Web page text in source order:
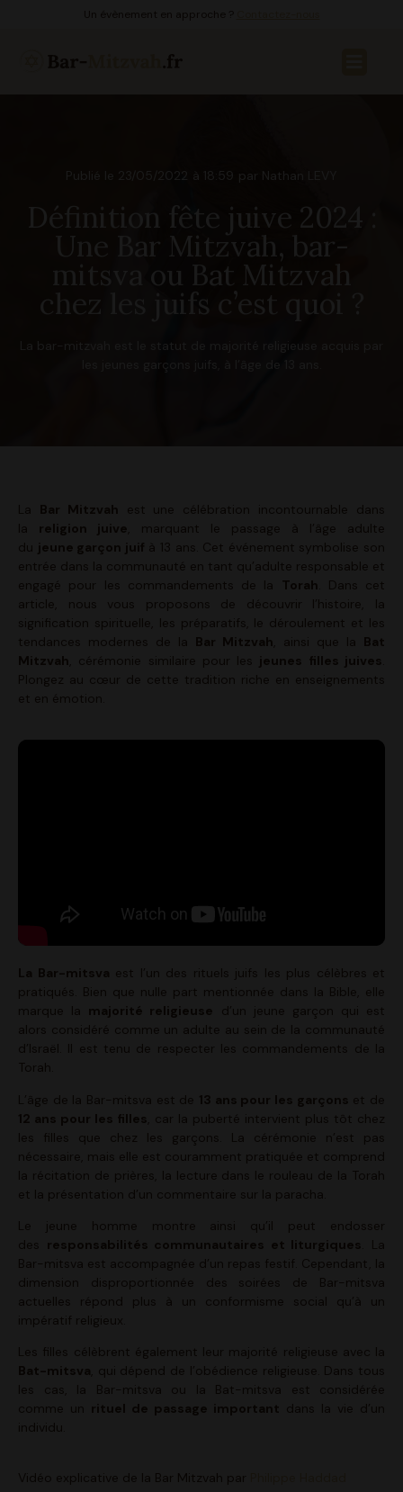
Un évènement en approche ?
18:59 par Nathan LEVY
Définition fête juive 2024 :
Une Bar Mitzvah, bar-
mitsva ou Bat Mitzvah
chez les juifs c’est quoi ?
les jeunes garçons juifs, à l’âge de 13 ans.
La Bar Mitzvah est une célébration incontournable dans
la religion juive , marquant le passage à l’âge adulte
du jeune garçon juif à 13 ans. Cet événement symbolise son
entrée dans la communauté en tant qu’adulte responsable et
engagé pour les commandements de la Torah . Dans cet
article, nous vous proposons de découvrir l’histoire, la
signification spirituelle, les préparatifs, le déroulement et les
tendances modernes de la Bar Mitzvah , ainsi que la Bat
Mitzvah
, cérémonie similaire pour les jeunes filles juives
Plongez au cœur de cette tradition riche en enseignements
et en émotion.
La Bar-mitsva est l’un des rituels juifs les plus célèbres et
pratiqués. Bien que nulle part mentionnée dans la Bible, elle
marque la majorité religieuse d’un jeune garçon qui est
alors considéré comme un adulte au sein de la communauté
d’Israël. Il est tenu de respecter les commandements de la
Torah.
L’âge de la Bar-mitsva est de 13 ans pour les garçons et de
12 ans pour les filles
, car la puberté intervient plus tôt chez
les filles que chez les garçons. La cérémonie n’est pas
nécessaire, mais elle est couramment pratiquée et comprend
la récitation de prières, la lecture dans le rouleau de la Torah
et la présentation d’un commentaire sur la paracha.
Le jeune homme montre ainsi qu’il peut endosser
des responsabilités communautaires et liturgiques
. La
Bar-mitsva est accompagnée d’un repas festif. Cependant, la
dimension disproportionnée des soirées de Bar-mitsva
actuelles répond plus à un conformisme social qu’à un
impératif religieux.
Les filles célèbrent également leur majorité religieuse avec la
Bat-mitsva , qui dépend de l’obédience religieuse. Dans tous
les cas, la Bar-mitsva ou la Bat-mitsva est considérée
comme un rituel de passage important dans la vie d’un
individu.
Vidéo explicative de la Bar Mitzvah par